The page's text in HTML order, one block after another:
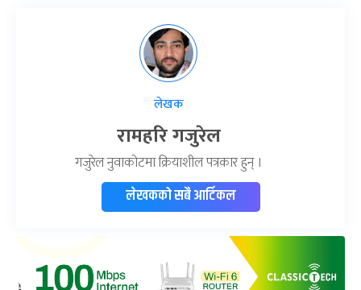
लेखक
रामहरि गजुरेल
गजुरेल नुवाकोटमा क्रियाशील पत्रकार हुन् ।
लेखकको सबै आर्टिकल